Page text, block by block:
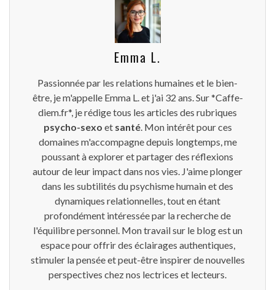
Emma L.
Passionnée par les relations humaines et le bien-
être, je m'appelle Emma L. et j'ai 32 ans. Sur *Caffe-
diem.fr*, je rédige tous les articles des rubriques
psycho-sexo et santé. Mon intérêt pour ces
domaines m'accompagne depuis longtemps, me
poussant à explorer et partager des réflexions
autour de leur impact dans nos vies. J'aime plonger
dans les subtilités du psychisme humain et des
dynamiques relationnelles, tout en étant
profondément intéressée par la recherche de
l'équilibre personnel. Mon travail sur le blog est un
espace pour offrir des éclairages authentiques,
stimuler la pensée et peut-être inspirer de nouvelles
perspectives chez nos lectrices et lecteurs.